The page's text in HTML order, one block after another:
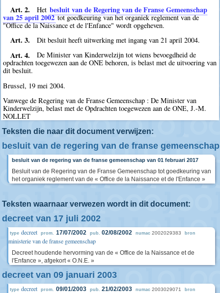
Art. 2. Het besluit van de Regering van de Franse Gemeenschap
van 25 april 2002tot goedkeuring van het organiek reglement van de
"Office de la Naissance et de l'Enfance" wordt opgeheven.
Art. 3. Dit besluit heeft uitwerking met ingang van 21 april 2004.
Art. 4.
De Minister van Kinderwelzijn tot wiens bevoegdheid de
opdrachten toegewezen aan de ONE behoren, is belast met de uitvoering van
dit besluit.
Brussel, 19 mei 2004.
Vanwege de Regering van de Franse Gemeenschap : De Minister van
Kinderwelzijn, belast met de Opdrachten toegewezen aan de ONE, J.-M.
NOLLET
Teksten die naar dit document verwijzen:
besluit van de regering van de franse gemeenschap
besluit van de regering van de franse gemeenschap van 01 februari 2017
Besluit van de Regering van de Franse Gemeenschap tot goedkeuring van
het organiek reglement van de « Office de la Naissance et de l'Enfance »
Teksten waarnaar verwezen wordt in dit document:
decreet van 17 juli 2002
type decreet prom. 17/07/2002 pub. 02/08/2002 numac 2002029383 bron
ministerie van de franse gemeenschap
Decreet houdende hervorming van de « Office de la Naissance et de
l'Enfance », afgekort « O.N.E. »
decreet van 09 januari 2003
type decreet prom. 09/01/2003 pub. 21/02/2003 numac 2003029071 bron